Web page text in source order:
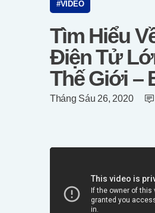
Tiếng Việt
VIDEO
Tìm Hiểu
Điện Tử
Thế Giới –
Tháng Sáu 26, 2020